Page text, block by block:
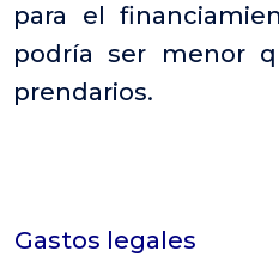
para el
podría ser menor
prendarios.
Gastos legales